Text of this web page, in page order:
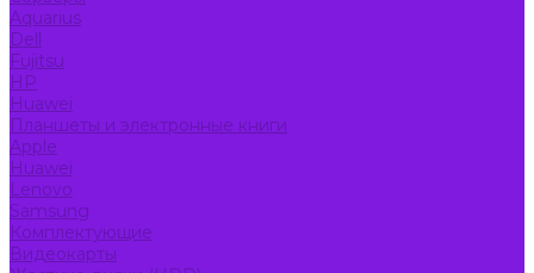
Aquarius
Dell
Fujitsu
HP
Huawei
Планшеты и электронные книги
Apple
Huawei
Lenovo
Samsung
Комплектующие
Видеокарты